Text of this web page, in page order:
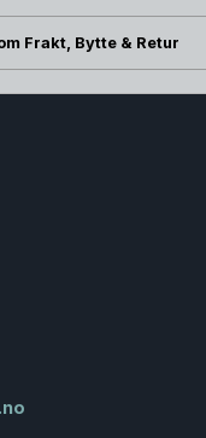
Frakt, Bytte & Retur